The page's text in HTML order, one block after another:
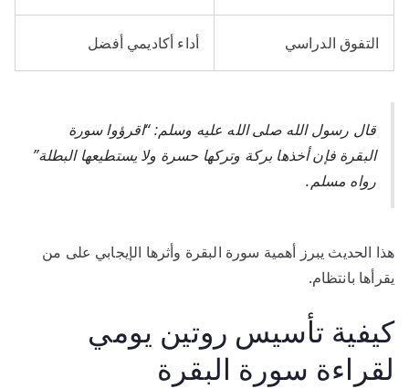
التفوق الدراسي أداء أكاديمي أفضل
قال رسول الله صلى الله عليه وسلم: “اقرؤوا سورة
البقرة فإن أخذها بركة وتركها حسرة ولا يستطيعها البطلة”
رواه مسلم.
هذا الحديث يبرز أهمية سورة البقرة وأثرها الإيجابي على من
يقرأها بانتظام.
كيفية تأسيس روتين يومي
لقراءة سورة البقرة